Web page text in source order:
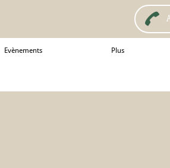
Evènements Plus